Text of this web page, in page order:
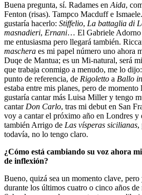
Buena pregunta, sí. Radames en Aida,
Fenton (risas). Tampco Macduff e
gustaría hacerlo: Stiffelio, La battaglia di
masnadieri, Ernani… El Gabriele Adorno
me entusiasma pero llegará también.
maschera es mi papel número uno ahora
Duqe de Mantua; es un Mi-natural, será
que trabaja conmigo a menudo, me lo
punto de referencia, de Rigoletto a Ballo
estaba entre mis planes, pero de
gustaría cantar más Luisa Miller y tengo
cantar Don Carlo, tras mi debut en San
voy a cantar el próximo año en Londres y
también Arrigo de Las vísperas sicilianas,
todavía, no lo tengo claro.
¿Cómo está cambiando su voz ahora
de inflexión?
Bueno, quizá sea un momento clave,
durante los últimos cuatro o cinco años de